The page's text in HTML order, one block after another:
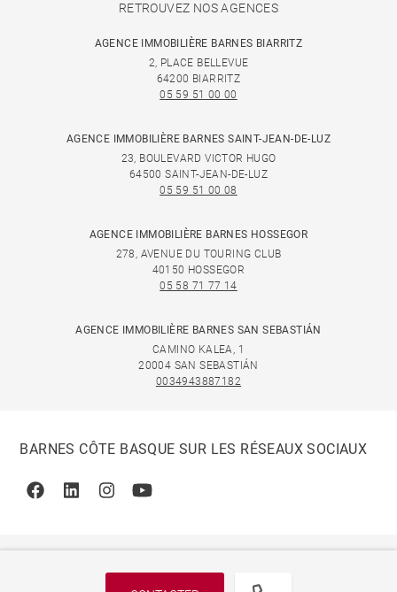
RETROUVEZ NOS AGENCES
AGENCE IMMOBILIÈRE BARNES BIARRITZ
2, PLACE BELLEVUE
64200 BIARRITZ
05 59 51 00 00
AGENCE IMMOBILIÈRE BARNES SAINT-JEAN-DE-LUZ
23, BOULEVARD VICTOR HUGO
64500 SAINT-JEAN-DE-LUZ
05 59 51 00 08
AGENCE IMMOBILIÈRE BARNES HOSSEGOR
278, AVENUE DU TOURING CLUB
40150 HOSSEGOR
05 58 71 77 14
AGENCE IMMOBILIÈRE BARNES SAN SEBASTIÁN
CAMINO KALEA, 1
20004 SAN SEBASTIÁN
0034943887182
BARNES CÔTE BASQUE SUR LES RÉSEAUX SOCIAUX
FacebookLinkedinInstagramYoutube